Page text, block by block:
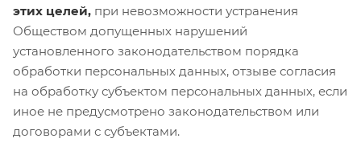
этих целей, при невозможности устранения
Обществом допущенных нарушений
установленного законодательством порядка
обработки персональных данных, отзыве согласия
на обработку субъектом персональных данных, если
иное не предусмотрено законодательством или
договорами с субъектами.